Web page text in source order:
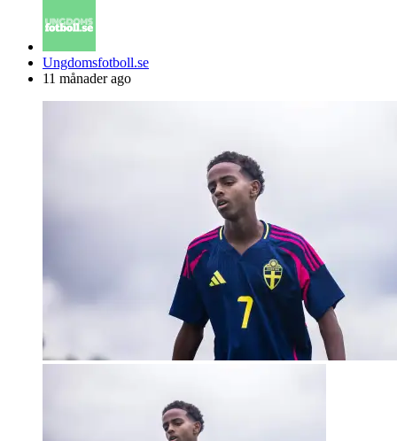
Posted
by
Ungdomsfotboll.se
11 månader ago